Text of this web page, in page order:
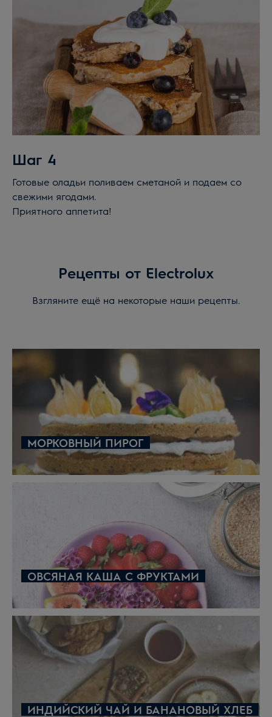
Шаг 4
Готовые оладьи поливаем сметаной и подаем со
свежими ягодами.
Приятного аппетита!
Рецепты от Electrolux
Взгляните ещё на некоторые наши рецепты.
МОРКОВНЫЙ ПИРОГ
ОВСЯНАЯ КАША С ФРУКТАМИ
ИНДИЙСКИЙ ЧАЙ И БАНАНОВЫЙ ХЛЕБ